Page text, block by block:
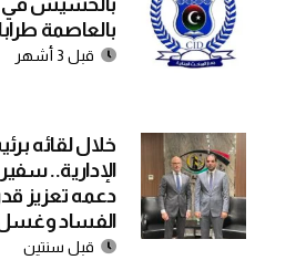
بالحشيش في
بالعاصمة
قبل 3 أشهر
خلال لقائه
الإدارية..
دعمه تعزيز
الفساد وغسل
قبل سنتين